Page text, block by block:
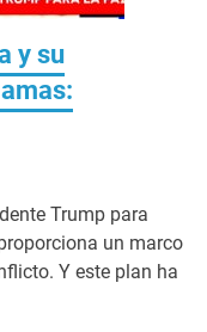
y su
Trump para
un marco
Y este plan ha